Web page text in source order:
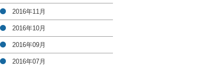
2016年11月
2016年10月
2016年09月
2016年07月